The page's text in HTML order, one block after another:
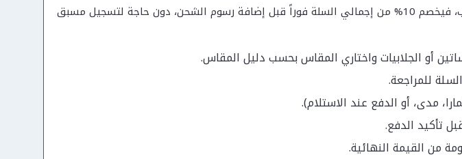
يُدخل كود (NF) في خانة الكوبون أثناء إتمام الطلب، فيخصم 10% من إجمالي السلة فوراً قبل إضافة رسوم الشحن، دون حاجة لتسجيل مسبق
أو الجلابيات واختاري المقاس بحسب دليل المقاس.
للمراجعة.
مدى، أو الدفع عند الاستلام).